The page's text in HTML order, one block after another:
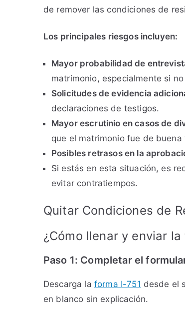
de remover las condiciones de
Los principales riesgos incluyen:
Mayor probabilidad de
matrimonio, especialmente si
Solicitudes de evidencia
declaraciones de testigos.
Mayor escrutinio en casos de
que el matrimonio fue de buena
Posibles retrasos en la
Si estás en esta situación, es
evitar contratiempos.
Quitar Condiciones de
¿Cómo llenar y enviar la
Paso 1: Completar el
Descarga la forma I-751 desde el
en blanco sin explicación.